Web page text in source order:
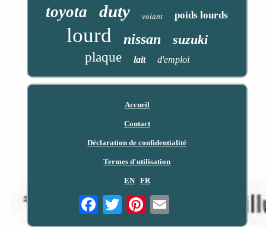
toyota duty volant poids lourds
lourd nissan
suzuki
plaque
lait d'emploi
Accueil
Contact
Déclaration de confidentialité
Termes d'utilisation
EN FR